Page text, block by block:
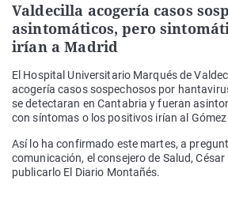
Valdecilla acogería casos
asintomáticos, pero
irían a Madrid
El Hospital Universitario Marqués de
acogería casos sospechosos por
se detectaran en Cantabria y fueran
con síntomas o los positivos irían al
Así lo ha confirmado este martes, a
comunicación, el consejero de Salud,
publicarlo El Diario Montañés.